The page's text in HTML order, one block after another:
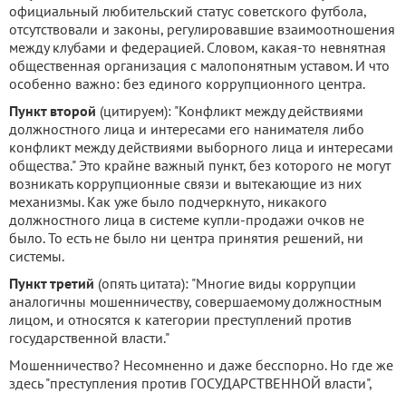
официальный любительский статус советского футбола,
отсутствовали и законы, регулировавшие взаимоотношения
между клубами и федерацией. Словом, какая-то невнятная
общественная организация с малопонятным уставом. И что
особенно важно: без единого коррупционного центра.
Пункт второй (цитируем): "Конфликт между действиями
должностного лица и интересами его нанимателя либо
конфликт между действиями выборного лица и интересами
общества." Это крайне важный пункт, без которого не могут
возникать коррупционные связи и вытекающие из них
механизмы. Как уже было подчеркнуто, никакого
должностного лица в системе купли-продажи очков не
было. То есть не было ни центра принятия решений, ни
системы.
Пункт третий (опять цитата): "Многие виды коррупции
аналогичны мошенничеству, совершаемому должностным
лицом, и относятся к категории преступлений против
государственной власти."
Мошенничество? Несомненно и даже бесспорно. Но где же
здесь "преступления против ГОСУДАРСТВЕННОЙ власти",